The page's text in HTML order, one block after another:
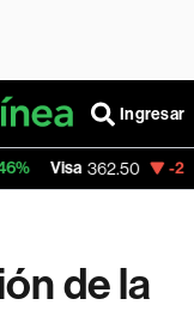
Ingresar
-2.15%
de la